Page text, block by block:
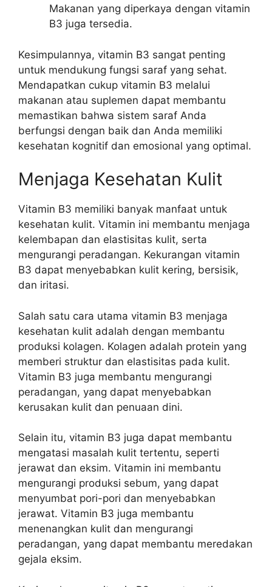
Makanan yang diperkaya dengan vitamin
B3 juga tersedia.
Kesimpulannya, vitamin B3 sangat penting
untuk mendukung fungsi saraf yang sehat.
Mendapatkan cukup vitamin B3 melalui
makanan atau suplemen dapat membantu
memastikan bahwa sistem saraf Anda
berfungsi dengan baik dan Anda memiliki
kesehatan kognitif dan emosional yang optimal.
Menjaga Kesehatan Kulit
Vitamin B3 memiliki banyak manfaat untuk
kesehatan kulit. Vitamin ini membantu menjaga
kelembapan dan elastisitas kulit, serta
mengurangi peradangan. Kekurangan vitamin
B3 dapat menyebabkan kulit kering, bersisik,
dan iritasi.
Salah satu cara utama vitamin B3 menjaga
kesehatan kulit adalah dengan membantu
produksi kolagen. Kolagen adalah protein yang
memberi struktur dan elastisitas pada kulit.
Vitamin B3 juga membantu mengurangi
peradangan, yang dapat menyebabkan
kerusakan kulit dan penuaan dini.
Selain itu, vitamin B3 juga dapat membantu
mengatasi masalah kulit tertentu, seperti
jerawat dan eksim. Vitamin ini membantu
mengurangi produksi sebum, yang dapat
menyumbat pori-pori dan menyebabkan
jerawat. Vitamin B3 juga membantu
menenangkan kulit dan mengurangi
peradangan, yang dapat membantu meredakan
gejala eksim.